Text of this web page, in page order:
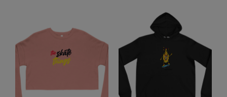
à
31,88€
27,50€